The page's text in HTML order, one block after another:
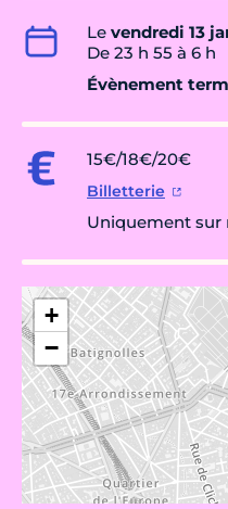
Le vendredi 13
De 23 h 55 à 6 h
Évènement
15€/18€/20€
Billetterie
Uniquement sur
+
−